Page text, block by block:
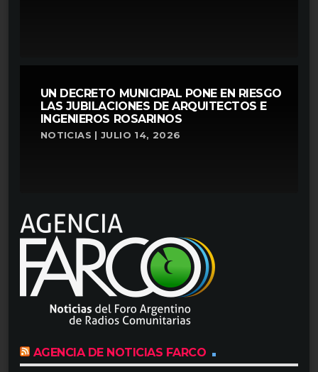
UN DECRETO MUNICIPAL PONE EN RIESGO
LAS JUBILACIONES DE ARQUITECTOS E
INGENIEROS ROSARINOS
NOTICIAS | JULIO 14, 2026
AGENCIA DE NOTICIAS FARCO